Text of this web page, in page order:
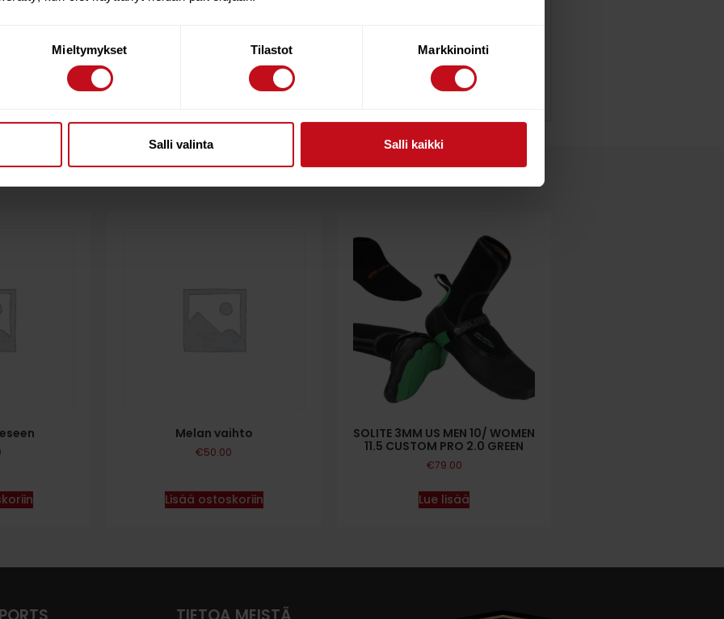
Mieltymykset Tilastot Markkinointi
Salli valinta Salli kaikki
the Olympics a possibility. Its innovative racing geometry was the breakthrough that
performance requirements. Compared to the original Race foil, the iQFOiL foil set has
wing for extra light-wind performance. It comes with two new Plus fuselages, the 115cm
winds and racing formats with more reaching. The Plus fuselages have an adjustable tail
or increase power in light winds.
Melan vaihto
€50.00
Lisää ostoskoriin
SOLITE 3MM US MEN 10/ WOMEN
11.5 CUSTOM PRO 2.0 GREEN
€79.00
Lue lisää